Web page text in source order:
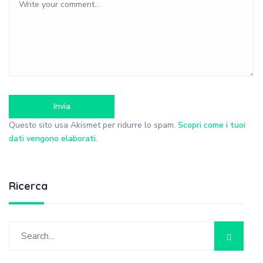
Questo sito usa Akismet per ridurre lo spam. Scopri come i tuoi
dati vengono elaborati.
Ricerca